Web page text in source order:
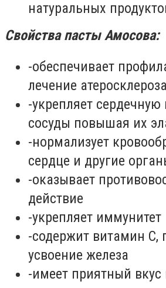
натуральных
Свойства пасты Амосова:
-обеспечивает
лечение атеросклероза
-укрепляет
сосуды повышая их
-нормализует
сердце и другие
-оказывает
действие
-укрепляет иммунитет
-содержит витамин
усвоение железа
-имеет приятный